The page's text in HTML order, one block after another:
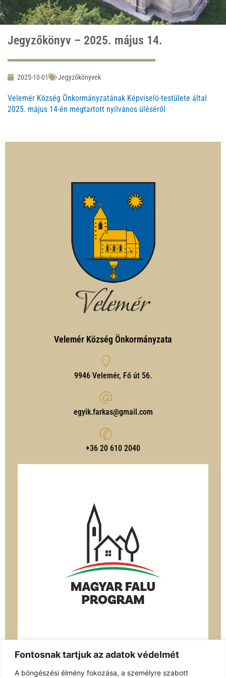
Fontosnak tartjuk az adatok védelmét
A böngészési élmény fokozása, a személyre szabott
Velemér Község Önkormányzata
9946 Velemér, Fő út 56.
egyik.farkas@gmail.com
‭+36 20 610 2040‬
Jegyzőkönyv – 2025. május 14.
2025-10-01 Jegyzőkönyvek
Velemér Község Önkormányzatának Képviselö-testülete által
2025. május 14-én megtartott nyilvános üléséről